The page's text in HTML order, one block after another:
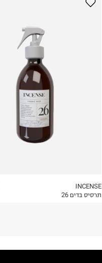
INCENSE
תרסיס בדים 26